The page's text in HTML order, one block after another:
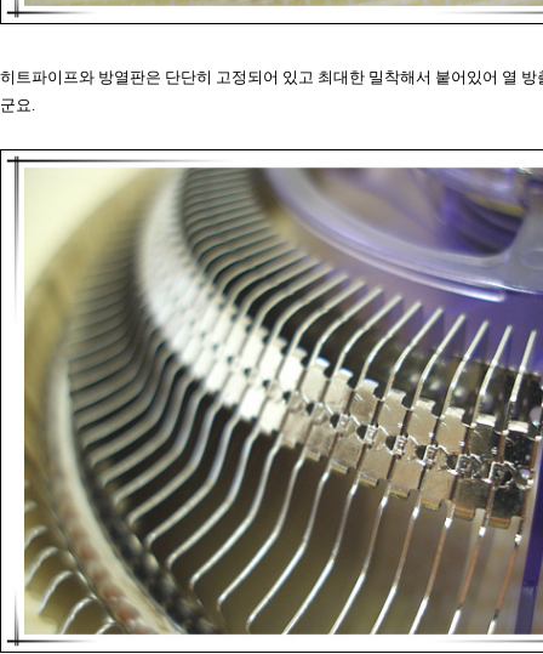
히트파이프와 방열판은 단단히 고정되어 있고 최대한 밀착해서 붙어있어 열 방
군요.